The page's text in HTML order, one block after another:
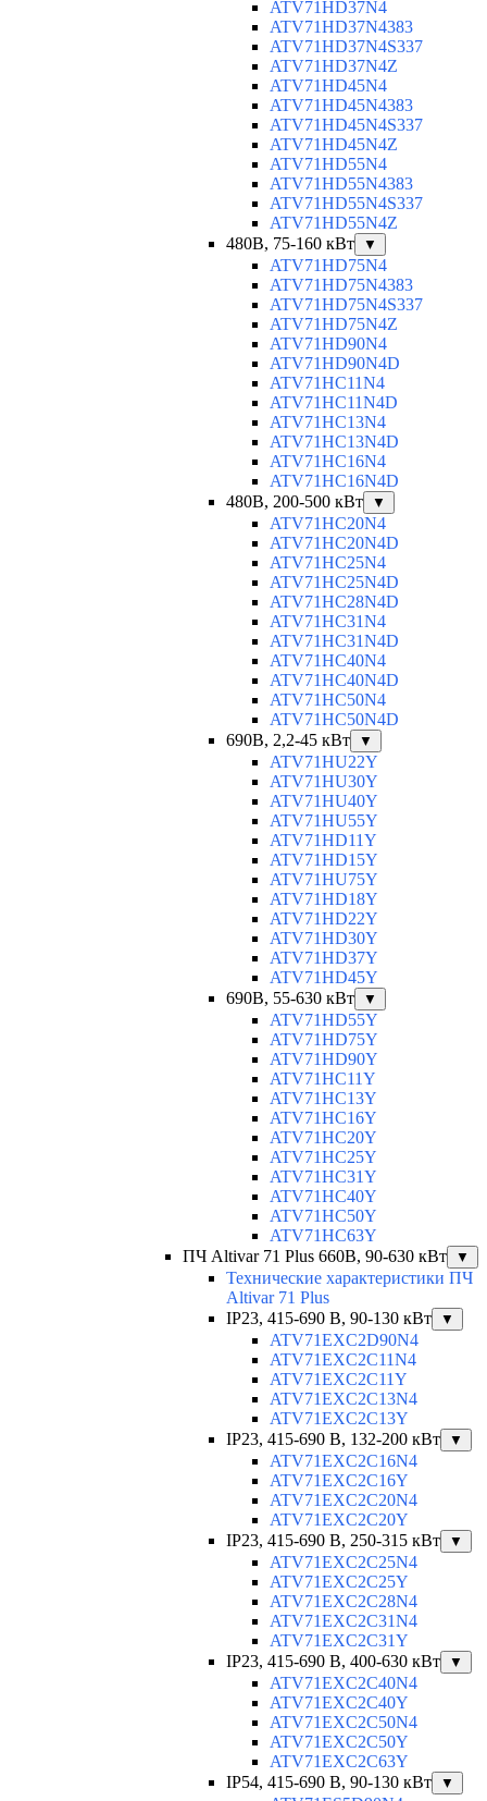
ATV71HD37N4
ATV71HD37N4383
ATV71HD37N4S337
ATV71HD37N4Z
ATV71HD45N4
ATV71HD45N4383
ATV71HD45N4S337
ATV71HD45N4Z
ATV71HD55N4
ATV71HD55N4383
ATV71HD55N4S337
ATV71HD55N4Z
480В, 75-160 кВт
▼
ATV71HD75N4
ATV71HD75N4383
ATV71HD75N4S337
ATV71HD75N4Z
ATV71HD90N4
ATV71HD90N4D
ATV71HC11N4
ATV71HC11N4D
ATV71HC13N4
ATV71HC13N4D
ATV71HC16N4
ATV71HC16N4D
480В, 200-500 кВт
▼
ATV71HC20N4
ATV71HC20N4D
ATV71HC25N4
ATV71HC25N4D
ATV71HC28N4D
ATV71HC31N4
ATV71HC31N4D
ATV71HC40N4
ATV71HC40N4D
ATV71HC50N4
ATV71HC50N4D
690В, 2,2-45 кВт
▼
ATV71HU22Y
ATV71HU30Y
ATV71HU40Y
ATV71HU55Y
ATV71HD11Y
ATV71HD15Y
ATV71HU75Y
ATV71HD18Y
ATV71HD22Y
ATV71HD30Y
ATV71HD37Y
ATV71HD45Y
690В, 55-630 кВт
▼
ATV71HD55Y
ATV71HD75Y
ATV71HD90Y
ATV71HC11Y
ATV71HC13Y
ATV71HC16Y
ATV71HC20Y
ATV71HC25Y
ATV71HC31Y
ATV71HC40Y
ATV71HC50Y
ATV71HC63Y
ПЧ Altivar 71 Plus 660В, 90-630 кВт
▼
Технические характеристики ПЧ
Altivar 71 Plus
IP23, 415-690 B, 90-130 кВт
▼
ATV71EXC2D90N4
ATV71EXC2C11N4
ATV71EXC2C11Y
ATV71EXC2C13N4
ATV71EXC2C13Y
IP23, 415-690 B, 132-200 кВт
▼
ATV71EXC2C16N4
ATV71EXC2C16Y
ATV71EXC2C20N4
ATV71EXC2C20Y
IP23, 415-690 B, 250-315 кВт
▼
ATV71EXC2C25N4
ATV71EXC2C25Y
ATV71EXC2C28N4
ATV71EXC2C31N4
ATV71EXC2C31Y
IP23, 415-690 B, 400-630 кВт
▼
ATV71EXC2C40N4
ATV71EXC2C40Y
ATV71EXC2C50N4
ATV71EXC2C50Y
ATV71EXC2C63Y
IP54, 415-690 B, 90-130 кВт
▼